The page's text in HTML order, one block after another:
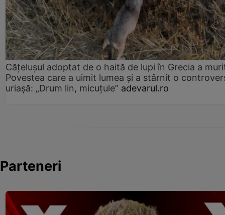
Cățelușul adoptat de o haită de lupi în Grecia a
Povestea care a uimit lumea și a stârnit o
uriașă: „Drum lin, micuțule” adevarul.ro
Parteneri